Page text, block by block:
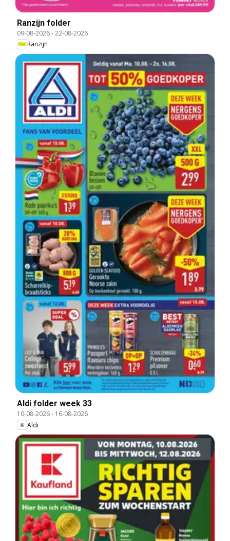
Ranzijn folder
09-08-2026-22-08-2026
Ranzijn
Aldi folder week 33
10-08-2026- 16-08-2026
Aldi